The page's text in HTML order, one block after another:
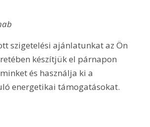
szigetelési ajánlatunkat az Ön
készítjük el párnapon
és használja ki a
energetikai támogatásokat.